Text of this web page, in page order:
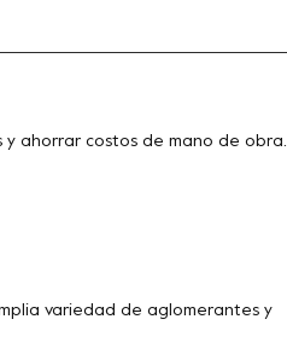
y ahorrar costos de mano de obra.
variedad de aglomerantes y